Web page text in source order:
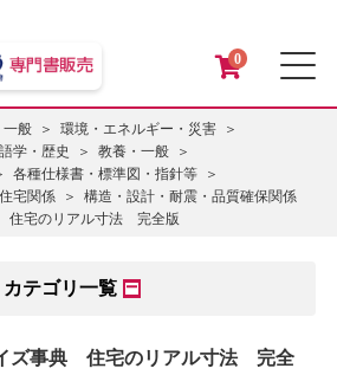
0
一般
環境・エネルギー・災害
学・歴史
教養・一般
各種仕様書・標準図・指針等
住宅関係
構造・設計・耐震・品質確保関係
住宅のリアル寸法 完全版
カテゴリ一覧
ズ事典 住宅のリアル寸法 完全